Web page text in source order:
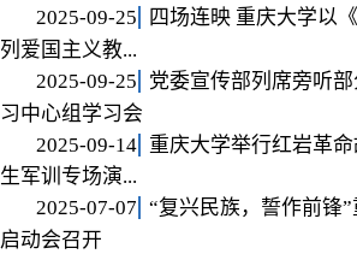
2025-09-25
四场连映 重庆大学以
列爱国主义教...
2025-09-25
党委宣传部列席旁听
习中心组学习会
2025-09-14 重庆大学举行红岩革
生军训专场演...
2025-07-07
“复兴民族，誓作前锋
启动会召开